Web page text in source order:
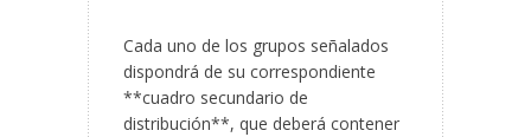
Cada uno de los grupos señalados
dispondrá de su correspondiente
**cuadro secundario de
distribución**, que deberá contener